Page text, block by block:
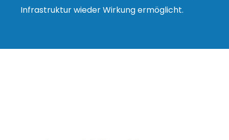
Infrastruktur wieder Wirkung ermöglicht.